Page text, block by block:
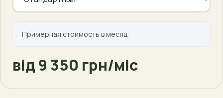
Примерная стоимость в месяц:
від 9 350 грн/міс